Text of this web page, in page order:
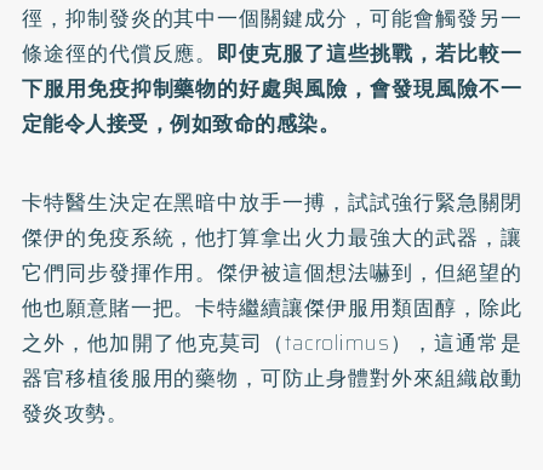
徑，抑制發炎的其中一個關鍵成分，可能會觸發另一
條途徑的代償反應。 即使克服了這些挑戰，若比較一
下服用免疫抑制藥物的好處與風險，會發現風險不一
定能令人接受，例如致命的感染。
卡特醫生決定在黑暗中放手一搏，試試強行緊急關閉
傑伊的免疫系統，他打算拿出火力最強大的武器，讓
它們同步發揮作用。傑伊被這個想法嚇到，但絕望的
他也願意賭一把。卡特繼續讓傑伊服用類固醇，除此
之外，他加開了他克莫司（tacrolimus），這通常是
器官移植後服用的藥物，可防止身體對外來組織啟動
發炎攻勢。